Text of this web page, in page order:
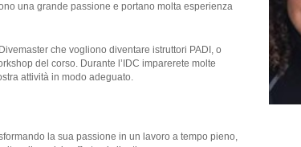
una grande passione e portano molta esperienza
che vogliono diventare istruttori PADI, o
del corso. Durante l’IDC imparerete molte
attività in modo adeguato.
la sua passione in un lavoro a tempo pieno,